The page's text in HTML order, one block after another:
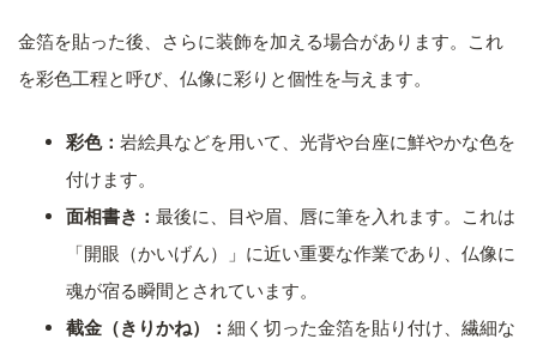
金箔を貼った後、さらに装飾を加える場合があります。これ
を彩色工程と呼び、仏像に彩りと個性を与えます。
彩色： 岩絵具などを用いて、光背や台座に鮮やかな色を
付けます。
面相書き： 最後に、目や眉、唇に筆を入れます。これは
「開眼（かいげん）」に近い重要な作業であり、仏像に
魂が宿る瞬間とされています。
截金（きりかね）： 細く切った金箔を貼り付け、繊細な